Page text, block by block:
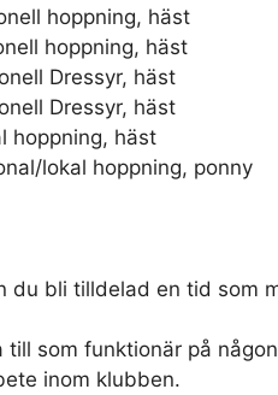
häst
häst
häst
häst
häst
hoppning, ponny
du bli tilldelad en tid som
som funktionär på
inom klubben.